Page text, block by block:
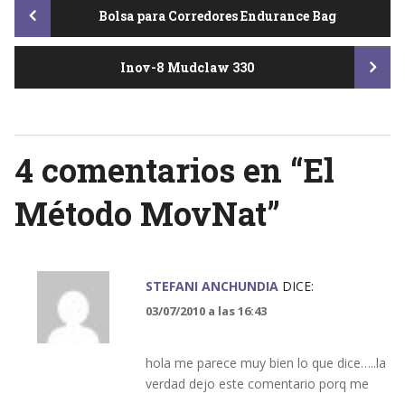
Post
navigation
Bolsa para Corredores Endurance Bag
Inov-8 Mudclaw 330
4 comentarios en “El
Método MovNat”
STEFANI ANCHUNDIA DICE:
03/07/2010 a las 16:43
hola me parece muy bien lo que dice…..la
verdad dejo este comentario porq me